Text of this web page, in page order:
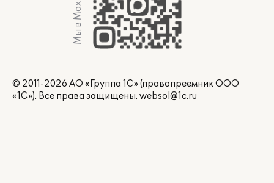
Мы в Max
© 2011-2026 АО «Группа 1С» (правопреемник ООО
«1С»). Все права защищены. websol@1c.ru